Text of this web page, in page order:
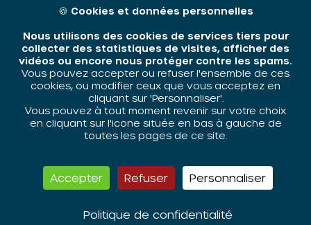
🍪 Cookies et données personnelles
Nous utilisons des cookies de services tiers pour
collecter des statistiques de visites, afficher des
vidéos ou encore nous protéger contre les spams.
Vous pouvez accepter ou refuser l'ensemble de ces
cookies, ou modifier ceux que vous acceptez en
cliquant sur 'Personnaliser'.
Vous pouvez à tout moment revenir sur votre choix
en cliquant sur l'icone située en bas à gauche de
toutes les pages de ce site.
Accepter Refuser Personnaliser
Politique de confidentialité